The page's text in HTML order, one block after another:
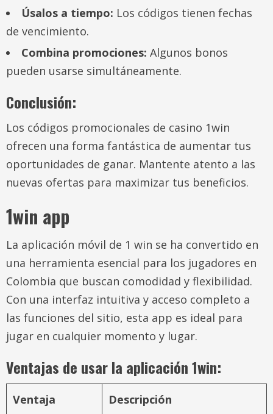
Úsalos a tiempo: Los códigos tienen fechas
de vencimiento.
Combina promociones: Algunos bonos
pueden usarse simultáneamente.
Conclusión:
Los códigos promocionales de casino 1win
ofrecen una forma fantástica de aumentar tus
oportunidades de ganar. Mantente atento a las
nuevas ofertas para maximizar tus beneficios.
1win app
La aplicación móvil de 1 win se ha convertido en
una herramienta esencial para los jugadores en
Colombia que buscan comodidad y flexibilidad.
Con una interfaz intuitiva y acceso completo a
las funciones del sitio, esta app es ideal para
jugar en cualquier momento y lugar.
Ventajas de usar la aplicación 1win:
Ventaja Descripción